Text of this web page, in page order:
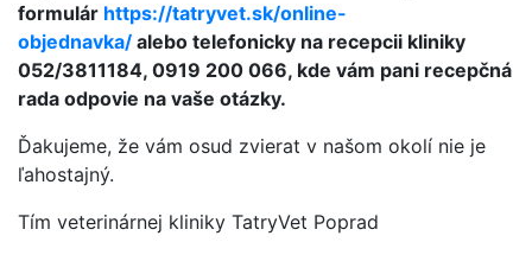
formulár https://tatryvet.sk/online-
objednavka/ alebo telefonicky na recepcii kliniky
052/3811184, 0919 200 066, kde vám pani recepčná
rada odpovie na vaše otázky.
Ďakujeme, že vám osud zvierat v našom okolí nie je
ľahostajný.
Tím veterinárnej kliniky TatryVet Poprad